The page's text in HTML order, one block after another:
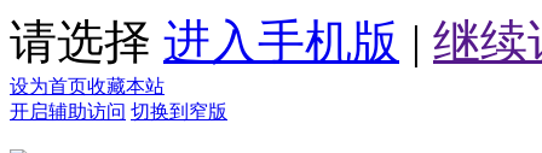
请选择 进入手机版 | 继续
设为首页收藏本站
开启辅助访问 切换到窄版